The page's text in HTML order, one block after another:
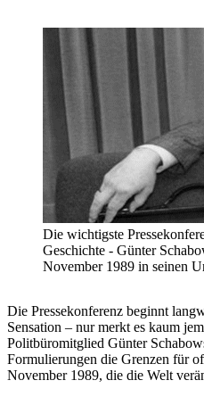
Die wichtigste
Geschichte - Günter
November 1989 in seinen
Die Pressekonferenz beginnt
Sensation – nur merkt es kaum
Politbüromitglied Günter
Formulierungen die Grenzen für
November 1989, die die Welt